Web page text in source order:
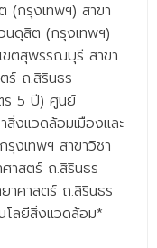
(กรุงเทพฯ) สาขา
นดุสิต (กรุงเทพฯ)
ขตสุพรรณบุรี สาขา
ถ.สิรินธร
ร 5 ปี) ศูนย์
งแวดล้อมเมืองและ
งเทพฯ สาขาวิชา
าสตร์ ถ.สิรินธร
าศาสตร์ ถ.สิรินธร
โลยีสิ่งแวดล้อม*